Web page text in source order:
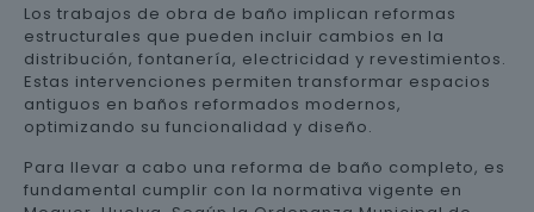
Los trabajos de obra de baño implican reformas
estructurales que pueden incluir cambios en la
distribución, fontanería, electricidad y revestimientos.
Estas intervenciones permiten transformar espacios
antiguos en baños reformados modernos,
optimizando su funcionalidad y diseño.
Para llevar a cabo una reforma de baño completo, es
fundamental cumplir con la normativa vigente en